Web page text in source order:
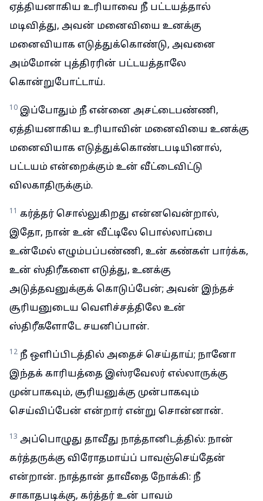
ஏத்தியனாகிய உரியாவை நீ பட்டயத்தால்
மடிவித்து, அவன் மனைவியை உனக்கு
மனைவியாக எடுத்துக்கொண்டு, அவனை
அம்மோன் புத்திரரின் பட்டயத்தாலே
கொன்றுபோட்டாய்.
10 இப்போதும் நீ என்னை அசட்டைபண்ணி,
ஏத்தியனாகிய உரியாவின் மனைவியை உனக்கு
மனைவியாக எடுத்துக்கொண்டபடியினால்,
பட்டயம் என்றைக்கும் உன் வீட்டைவிட்டு
விலகாதிருக்கும்.
11 கர்த்தர் சொல்லுகிறது என்னவென்றால்,
இதோ, நான் உன் வீட்டிலே பொல்லாப்பை
உன்மேல் எழும்பப்பண்ணி, உன் கண்கள் பார்க்க,
உன் ஸ்திரீகளை எடுத்து, உனக்கு
அடுத்தவனுக்குக் கொடுப்பேன்; அவன் இந்தச்
சூரியனுடைய வெளிச்சத்திலே உன்
ஸ்திரீகளோடே சயனிப்பான்.
12 நீ ஒளிப்பிடத்தில் அதைச் செய்தாய்; நானோ
இந்தக் காரியத்தை இஸ்ரவேலர் எல்லாருக்கு
முன்பாகவும், சூரியனுக்கு முன்பாகவும்
செய்விப்பேன் என்றார் என்று சொன்னான்.
13 அப்பொழுது தாவீது நாத்தானிடத்தில்: நான்
கர்த்தருக்கு விரோதமாய்ப் பாவஞ்செய்தேன்
என்றான். நாத்தான் தாவீதை நோக்கி: நீ
சாகாதபடிக்கு, கர்த்தர் உன் பாவம்